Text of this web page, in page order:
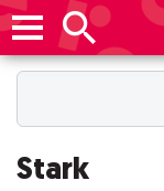
Stark